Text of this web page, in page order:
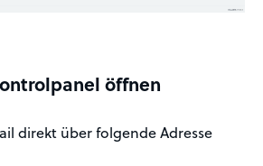
öffnen
direkt über folgende Adresse